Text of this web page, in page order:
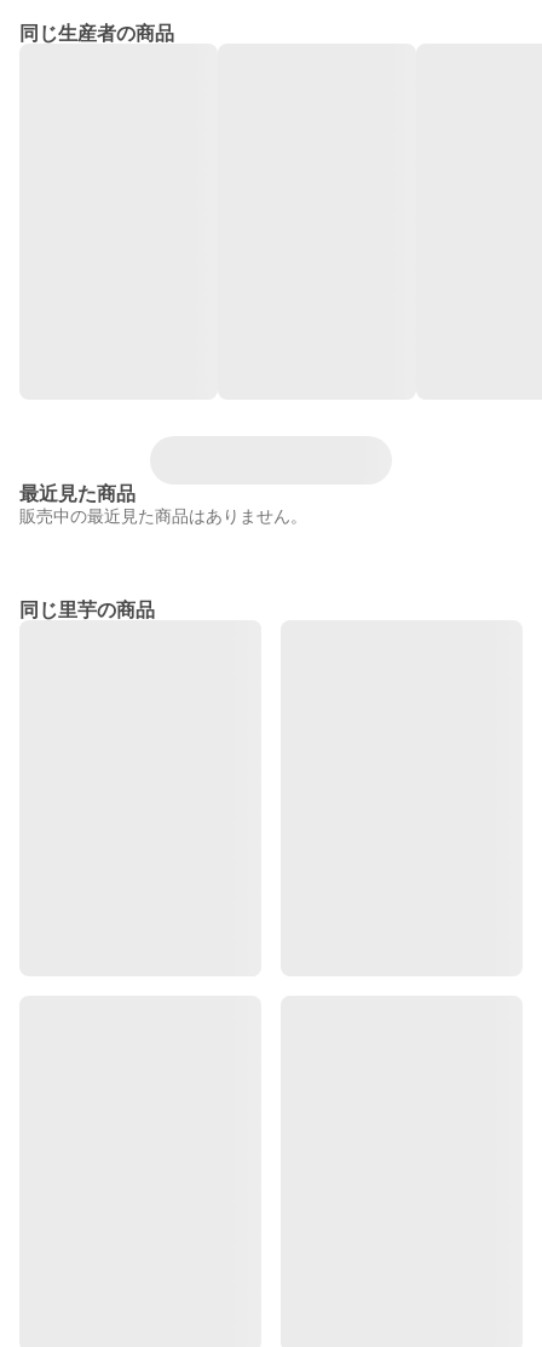
同じ生産者の商品
最近見た商品
販売中の最近見た商品はありません。
同じ里芋の商品